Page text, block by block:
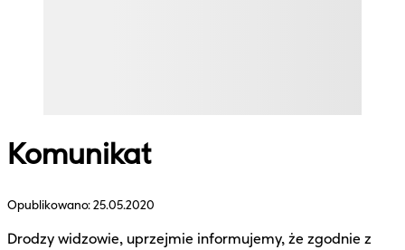
Komunikat
Opublikowano:25.05.2020
Drodzy widzowie, uprzejmie informujemy, że zgodnie z